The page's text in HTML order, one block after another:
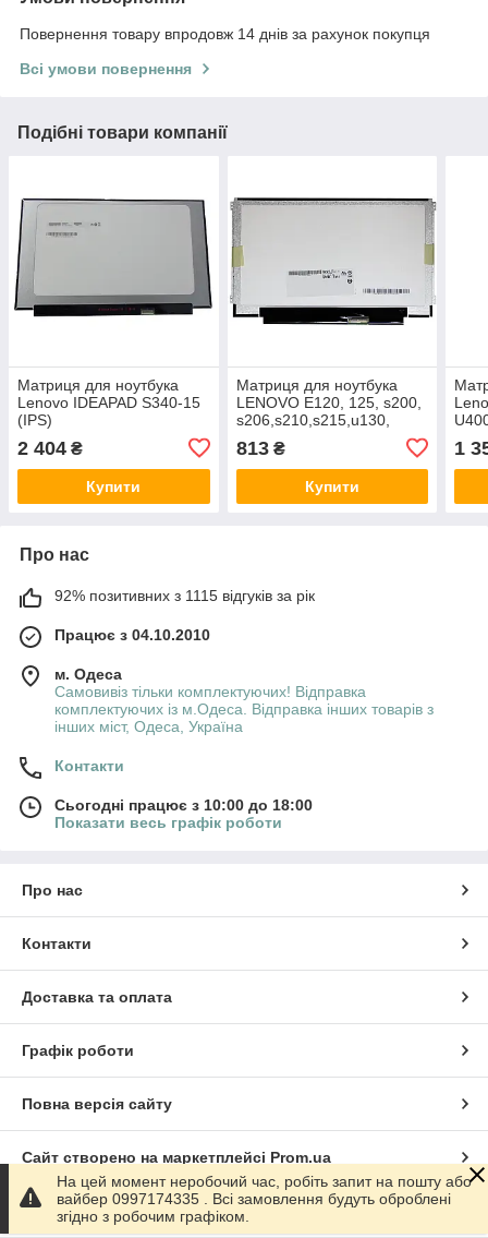
Повернення товару впродовж 14 днів за рахунок покупця
Всі умови повернення
Подібні товари компанії
Матриця для ноутбука
Lenovo IDEAPAD S340-15
(IPS)
2 404 ₴
Купити
Матриця для ноутбука
LENOVO E120, 125, s200,
s206,s210,s215,u130,
X130,X150
813₴
Купити
1
Про нас
92% позитивних з 1115 відгуків за рік
Працює з 04.10.2010
м. Одеса
Самовивіз тільки комплектуючих! Відправка
комплектуючих із м.Одеса. Відправка інших товарів з
інших міст, Одеса, Україна
Контакти
Сьогодні працює з 10:00 до 18:00
Показати весь графік роботи
Про нас
Контакти
Доставка та оплата
Графік роботи
Повна версія сайту
Сайт створено на маркетплейсі Prom.ua
Політика конфіденційності
На цей момент неробочий час, робіть запит на пошту або
вайбер 0997174335 . Всі замовлення будуть оброблені
згідно з робочим графіком.